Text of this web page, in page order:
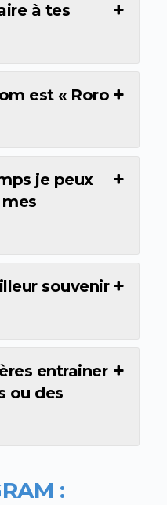
à tes
est « Roro
je peux
souvenir
entrainer
ou des
: